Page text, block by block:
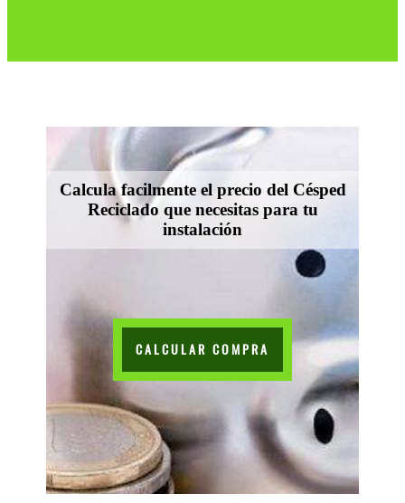
Calcula facilmente el precio del Césped
Reciclado que necesitas para tu
instalación
CALCULAR COMPRA